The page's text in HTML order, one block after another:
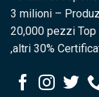
3 milioni –
20,000 pezzi Top
,altri 30%